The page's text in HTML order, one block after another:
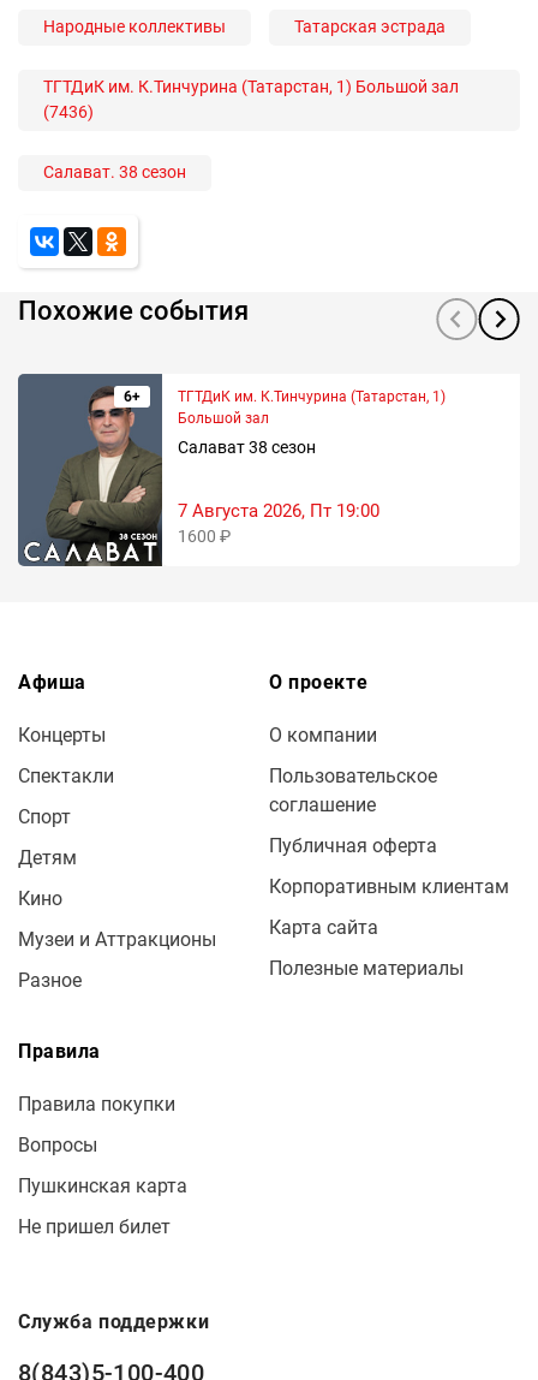
Народные коллективы Татарская эстрада
ТГТДиК им. К.Тинчурина (Татарстан, 1) Большой зал
(7436)
Салават. 38 сезон
Похожие события
6+
ТГТДиК им. К.Тинчурина (Татарстан, 1)
Большой зал
Салават 38 сезон
7 Августа 2026, Пт 19:00
1600 ₽
Афиша
Концерты
Спектакли
Спорт
Детям
Кино
Музеи и Аттракционы
Разное
О проекте
О компании
Пользовательское
соглашение
Публичная оферта
Корпоративным клиентам
Карта сайта
Полезные материалы
Правила
Правила покупки
Вопросы
Пушкинская карта
Не пришел билет
Служба поддержки
8(843)5-100-400